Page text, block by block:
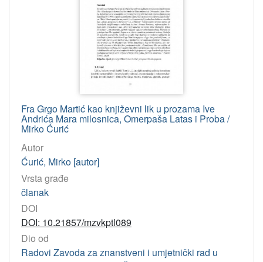
Fra Grgo Martić kao književni lik u prozama Ive
Andrića Mara milosnica, Omerpaša Latas i Proba /
Mirko Ćurić
Autor
Ćurić, Mirko [autor]
Vrsta građe
članak
DOI
DOI: 10.21857/mzvkptl089
Dio od
Radovi Zavoda za znanstveni i umjetnički rad u